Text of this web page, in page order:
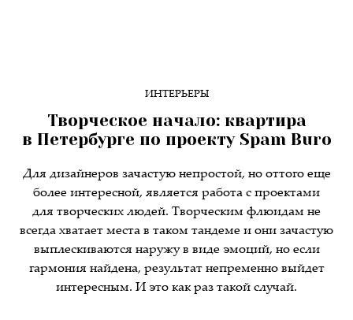
ИНТЕРЬЕРЫ
Творческое начало: квартира
в Петербурге по проекту Spam Buro
Для дизайнеров зачастую непростой, но оттого еще
более интересной, является работа с проектами
для творческих людей. Творческим флюидам не
всегда хватает места в таком тандеме и они зачастую
выплескиваются наружу в виде эмоций, но если
гармония найдена, результат непременно выйдет
интересным. И это как раз такой случай.